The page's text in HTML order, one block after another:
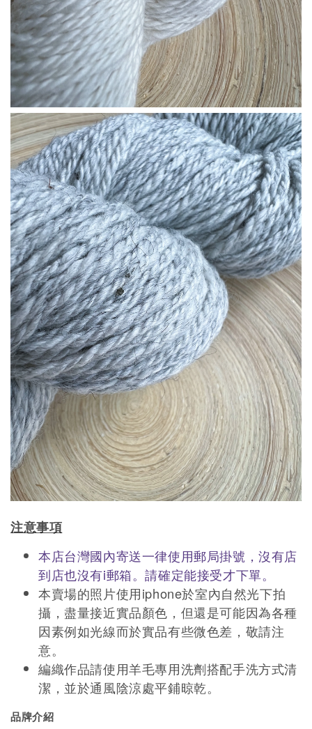
注意事項
本店台灣國內寄送一律使用郵局掛號，沒有店
到店也沒有i郵箱。請確定能接受才下單。
本賣場的照片使用iphone於室內自然光下拍
攝，盡量接近實品顏色，但還是可能因為各種
因素例如光線而於實品有些微色差，敬請注
意。
編織作品請使用羊毛專用洗劑搭配手洗方式清
潔，並於通風陰涼處平鋪晾乾。
品牌介紹